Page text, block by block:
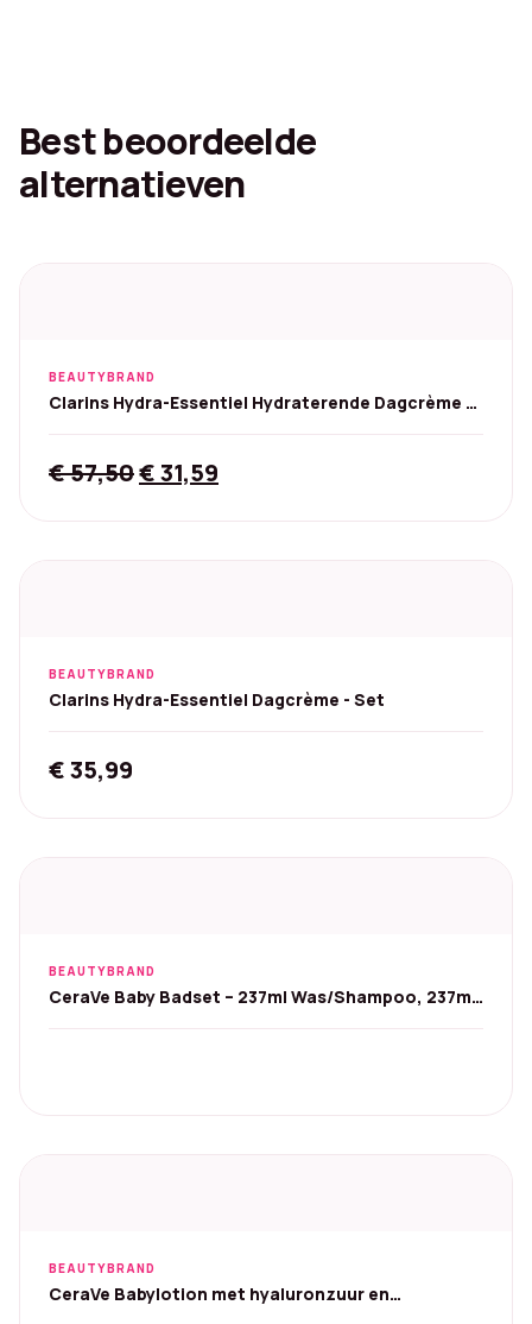
Best beoordeelde
alternatieven
BEAUTYBRAND
Clarins Hydra-Essentiel Hydraterende Dagcrème -
€57,50Original
€ 57,50.
€31,59
€ 31,59.
BEAUTYBRAND
Clarins Hydra-Essentiel Dagcrème - Set
€35,99
BEAUTYBRAND
CeraVe Baby Badset – 237ml Was/Shampoo, 237ml
BEAUTYBRAND
CeraVe Babylotion met hyaluronzuur en